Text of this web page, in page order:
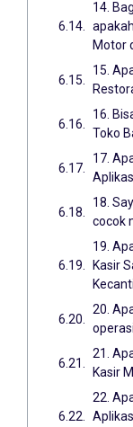
14.
Motor
15.
16.
Toko
17.
18.
cocok
19.
Kasir
20.
21.
Kasir
22.